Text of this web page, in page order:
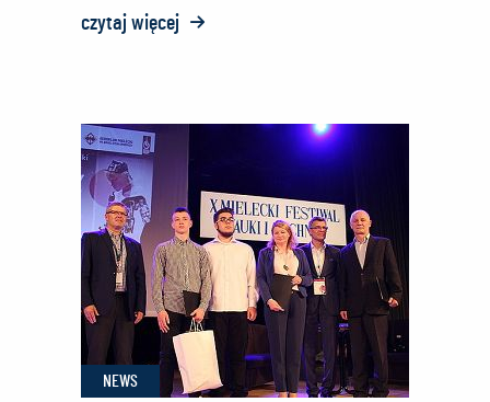
czytaj więcej o:
Lotnicze
z
o.o.
laureatem
konkursu
„Architektura
Stref
ARP"
NEWS